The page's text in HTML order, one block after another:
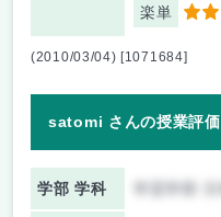
楽単 3
(2010/03/04) [1071684]
satomi さんの授業評価
学部 学科